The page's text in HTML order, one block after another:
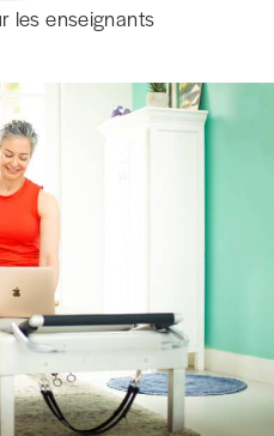
les enseignants